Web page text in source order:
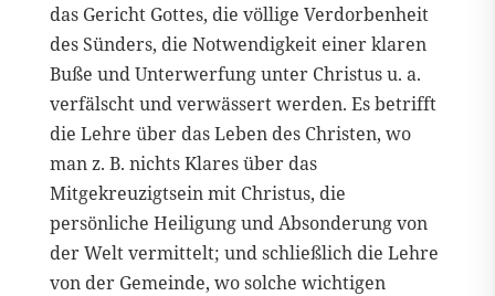
das Gericht Gottes, die völlige Verdorbenheit
des Sünders, die Notwendigkeit einer klaren
Buße und Unterwerfung unter Christus u. a.
verfälscht und verwässert werden. Es betrifft
die Lehre über das Leben des Christen, wo
man z. B. nichts Klares über das
Mitgekreuzigtsein mit Christus, die
persönliche Heiligung und Absonderung von
der Welt vermittelt; und schließlich die Lehre
von der Gemeinde, wo solche wichtigen